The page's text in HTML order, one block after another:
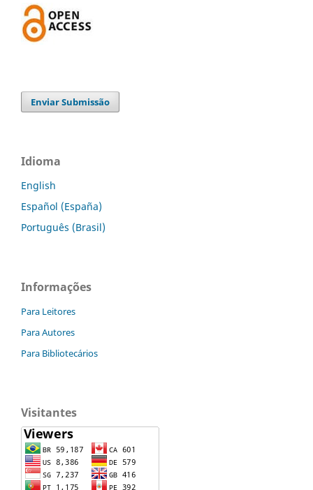
Enviar Submissão
Idioma
English
Español (España)
Português (Brasil)
Informações
Para Leitores
Para Autores
Para Bibliotecários
Visitantes